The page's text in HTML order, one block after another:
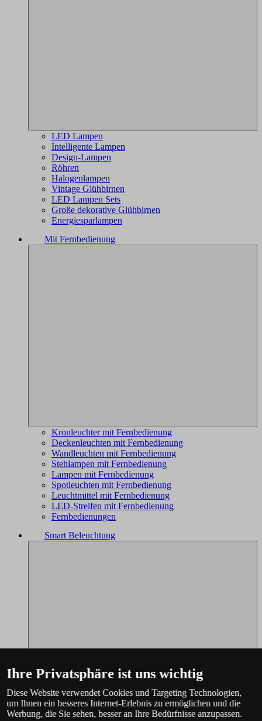
LED Lampen
Intelligente Lampen
Design-Lampen
Röhren
Halogenlampen
Vintage Glühbirnen
LED Lampen Sets
Große dekorative Glühbirnen
Energiesparlampen
Mit Fernbedienung
Kronleuchter mit Fernbedienung
Deckenleuchten mit Fernbedienung
Wandleuchten mit Fernbedienung
Stehlampen mit Fernbedienung
Lampen mit Fernbedienung
Spotleuchten mit Fernbedienung
Leuchtmittel mit Fernbedienung
LED-Streifen mit Fernbedienung
Fernbedienungen
Smart Beleuchtung
Ihre Privatsphäre ist uns wichtig
Diese Website verwendet Cookies und Targeting Technologien,
um Ihnen ein besseres Internet-Erlebnis zu ermöglichen und die
Werbung, die Sie sehen, besser an Ihre Bedürfnisse anzupassen.